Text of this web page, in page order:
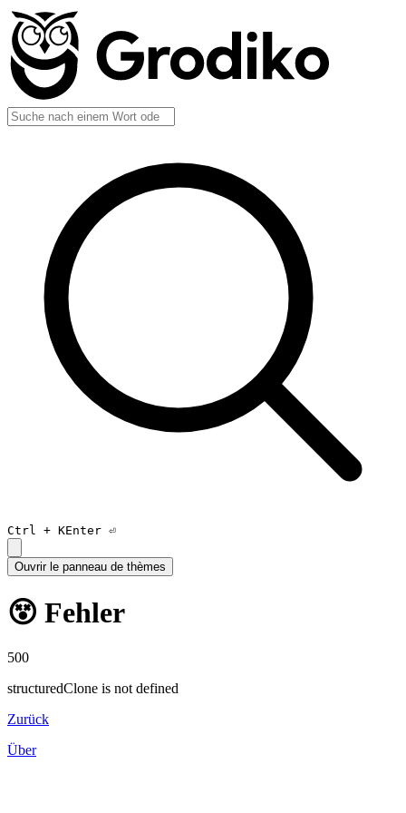
Ctrl + KEnter ⏎
Ouvrir le panneau de thèmes
😵 Fehler
500
structuredClone is not defined
Zurück
Über